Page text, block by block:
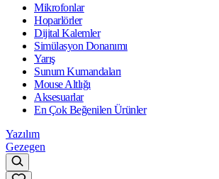
Mikrofonlar
Hoparlörler
Dijital Kalemler
Simülasyon Donanımı
Yarış
Sunum Kumandaları
Mouse Altlığı
Aksesuarlar
En Çok Beğenilen Ürünler
Yazılım
Gezegen